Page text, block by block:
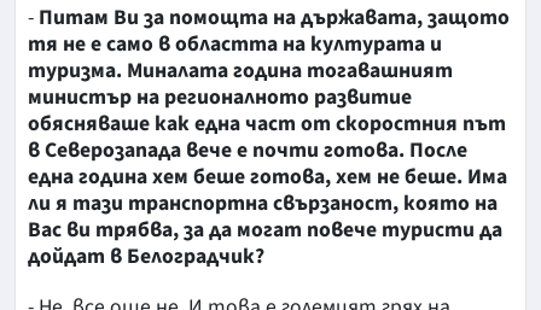
- Питам Ви за помощта на държавата, защото
тя не е само в областта на културата и
туризма. Миналата година тогавашният
министър на регионалното развитие
обясняваше как една част от скоростния път
в Северозапада вече е почти готова. После
една година хем беше готова, хем не беше. Има
ли я тази транспортна свързаност, която на
Вас ви трябва, за да могат повече туристи да
дойдат в Белоградчик?